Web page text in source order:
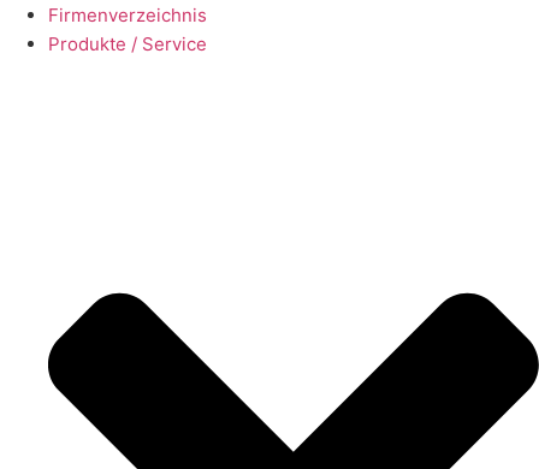
Firmenverzeichnis
Produkte / Service